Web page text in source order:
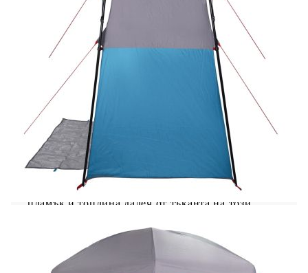
тоалетна и бърз душ по време на употреба на
открито. Тя служи и като съблекалня за личен
стил, пробване на тоалети и подобни
цели.Сваляща се дъждобрана: Свалящата се
дъждобрана може да се прикрепи към горната
част на палатката за допълнително покритие и
уединение.Лесно сглобяване и разглобяване:
Сглобяването и разглобяването на палатката е
изключително лесно благодарение на
изключително гъвкавите и леки фибростъклени
пръти и удобната система за свързване с
щифтове и халки.Лека и преносима: Сгъваемият
и лек дизайн ви позволява лесно да опаковате
палатката и да я съхранявате в включената
чанта за носене за лесно транспортиране.
Предупреждение:Дръжте всички източници на
пламък и топлина далеч от тъканта на този
Материал: 185T полиестер с PU покритие